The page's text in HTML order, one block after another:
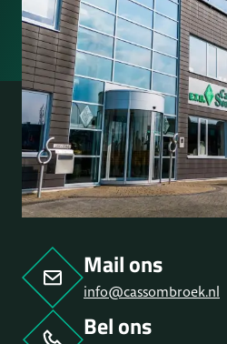
Mail ons
info@cassombroek.nl
Bel ons